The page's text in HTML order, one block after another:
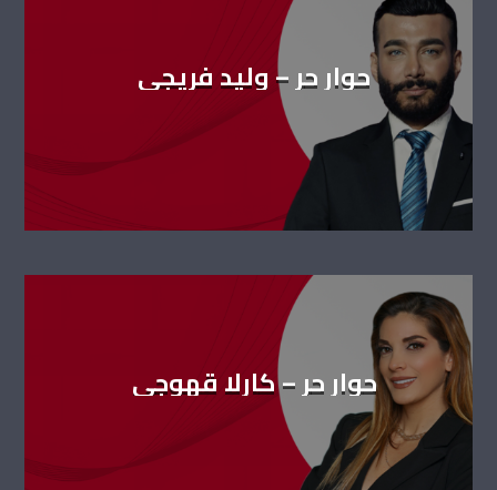
حوار حر – وليد فريجي
حوار حر – كارلا قهوجي